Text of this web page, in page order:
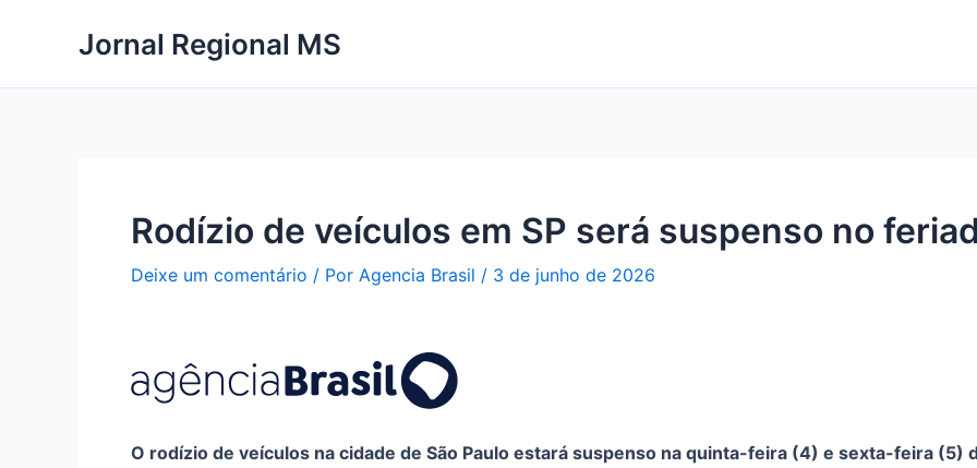
Jornal Regional MS
Rodízio de veículos em SP será suspenso no
Deixe um comentário / Por Agencia Brasil / 3 de junho de 2026
O rodízio de veículos na cidade de São Paulo estará suspenso na quinta-feira (4) e sexta-feira (5)